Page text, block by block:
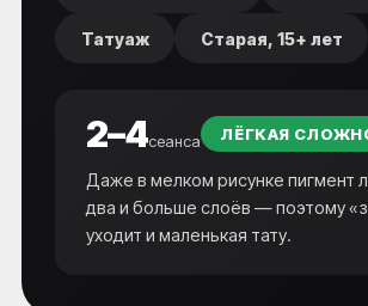
Татуаж Старая, 15+ лет
2–4сеанса ЛЁГКАЯ
Даже в мелком рисунке пигмент
два и больше слоёв — поэтому
уходит и маленькая тату.